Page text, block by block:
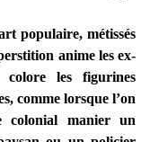
populaire, métissés
anime les ex-
colore les figurines
comme lorsque l’on
colonial manier un